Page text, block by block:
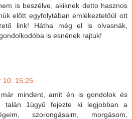
is beszélve, akiknek detto hasznos
előtt egyfolytában emlékeztetőül ott
link! Hátha még el is olvasnák,
is esnének rajtuk!
10. 15:25
mindent, amit én is gondolok és
talán 1ügyű fejezte ki legjobban a
szorongásaim, morgásom,